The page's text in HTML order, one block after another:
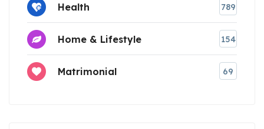
Health 789
Home & Lifestyle 154
Matrimonial 69